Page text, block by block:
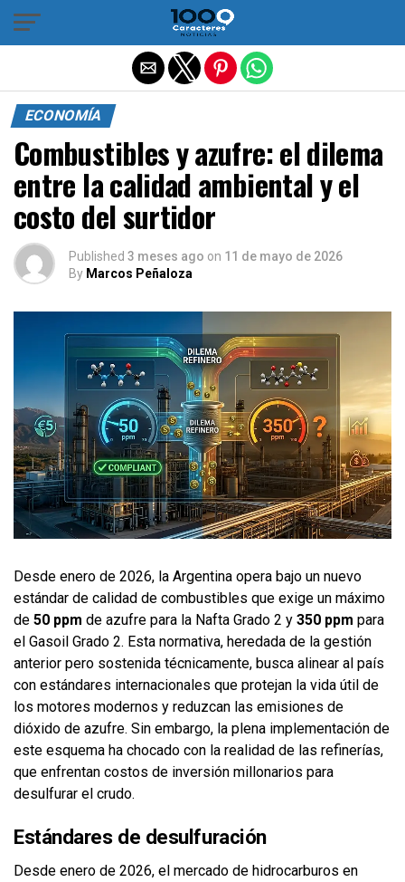
ECONOMÍA
Combustibles y azufre: el dilema
entre la calidad ambiental y el
costo del surtidor
Published 3 meses ago on 11 de mayo de 2026
By Marcos Peñaloza
Desde enero de 2026, la Argentina opera bajo un nuevo
estándar de calidad de combustibles que exige un máximo
de 50 ppm de azufre para la Nafta Grado 2 y 350 ppm para
el Gasoil Grado 2. Esta normativa, heredada de la gestión
anterior pero sostenida técnicamente, busca alinear al país
con estándares internacionales que protejan la vida útil de
los motores modernos y reduzcan las emisiones de
dióxido de azufre. Sin embargo, la plena implementación de
este esquema ha chocado con la realidad de las refinerías,
que enfrentan costos de inversión millonarios para
desulfurar el crudo.
Estándares de desulfuración
Desde enero de 2026, el mercado de hidrocarburos en
Salir de la versión móvil